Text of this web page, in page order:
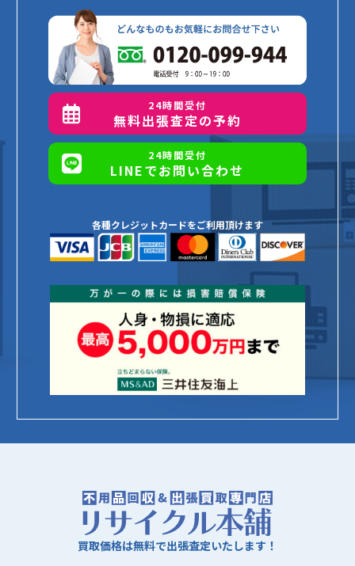
24時間受付
無料出張査定の予約
24時間受付
LINEでお問い合わせ
各種クレジットカードをご利用頂けます
買取価格は無料で出張査定いたします！